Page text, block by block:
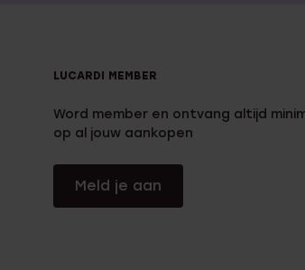
LUCARDI MEMBER
Word member en ontvang altijd
op al jouw aankopen
Meld je aan